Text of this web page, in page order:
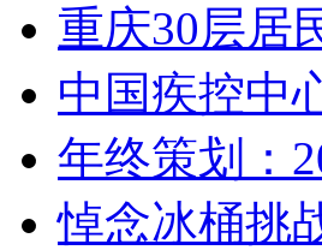
重庆30层
中国疾控中
年终策划：
悼念冰桶挑